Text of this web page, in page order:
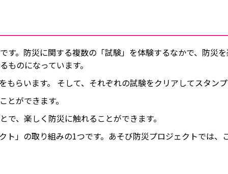
です。防災に関する複数の「試験」を体験するなかで、防災
のになっています。
らいます。 そして、それぞれの試験をクリアしてスタン
とができます。
、楽しく防災に触れることができます。
」の取り組みの1つです。あそび防災プロジェクトでは